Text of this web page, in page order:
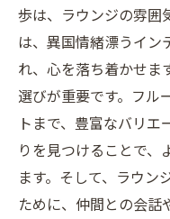
渋谷のシー
を追求する
隠れ家シー
セット
歩は、ラウンジの雰囲
は、異国情緒漂うイン
れ、心を落ち着かせま
選びが重要です。フル
トまで、豊富なバリ
りを見つけることで
ます。そして、ラウン
ために、仲間との会話